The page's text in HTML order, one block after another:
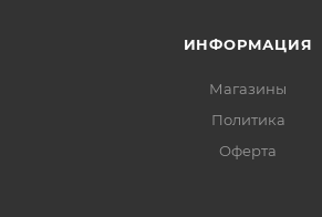
ИНФОРМАЦИЯ
Магазины
Политика
Офертa